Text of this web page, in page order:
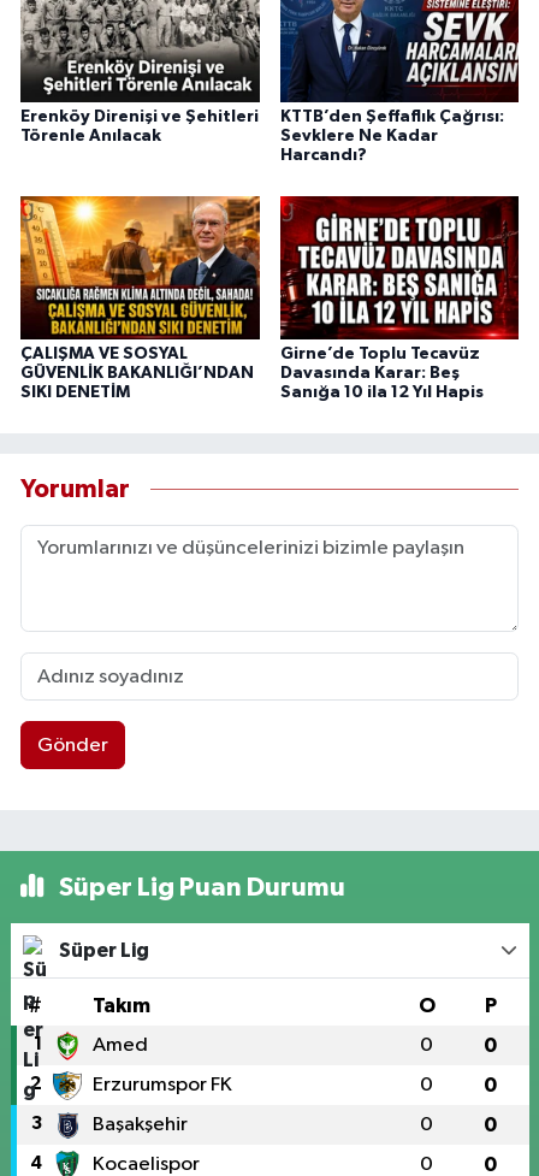
Erenköy Direnişi ve Şehitleri
Törenle Anılacak
KTTB’den Şeffaflık Çağrısı:
Sevklere Ne Kadar
Harcandı?
ÇALIŞMA VE SOSYAL
GÜVENLİK BAKANLIĞI’NDAN
SIKI DENETİM
Girne’de Toplu Tecavüz
Davasında Karar: Beş
Sanığa 10 ila 12 Yıl Hapis
Yorumlar
Gönder
Süper Lig Puan Durumu
Süper Lig
# Takım O P
1 Amed 0 0
2 Erzurumspor FK 0 0
3 Başakşehir 0 0
4 Kocaelispor 0 0